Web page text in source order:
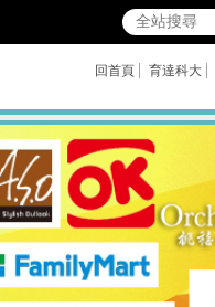
回首頁 育達科大